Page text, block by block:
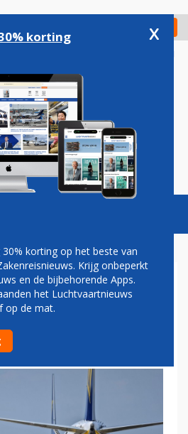
Check in
Podcasts Vacatures
24
KOSTEN
korting x
korting op het beste van
Krijg onbeperkt
en de bijbehorende Apps.
het Luchtvaartnieuws
op de mat.